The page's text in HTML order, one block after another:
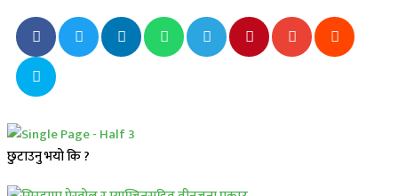
छुटाउनु भयो कि ?